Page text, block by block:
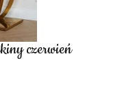
czerwień